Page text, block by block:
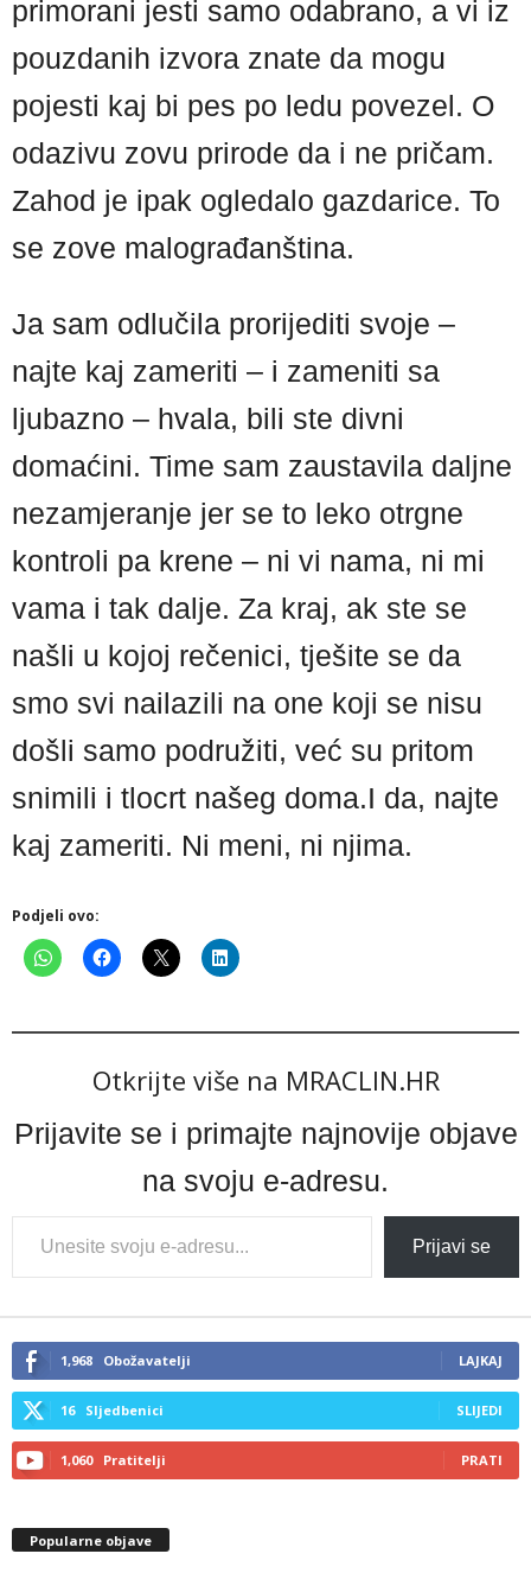
primorani jesti samo odabrano, a vi iz
pouzdanih izvora znate da mogu
pojesti kaj bi pes po ledu povezel. O
odazivu zovu prirode da i ne pričam.
Zahod je ipak ogledalo gazdarice. To
se zove malograđanština.
Ja sam odlučila prorijediti svoje –
najte kaj zameriti – i zameniti sa
ljubazno – hvala, bili ste divni
domaćini. Time sam zaustavila daljne
nezamjeranje jer se to leko otrgne
kontroli pa krene – ni vi nama, ni mi
vama i tak dalje. Za kraj, ak ste se
našli u kojoj rečenici, tješite se da
smo svi nailazili na one koji se nisu
došli samo podružiti, već su pritom
snimili i tlocrt našeg doma.I da, najte
kaj zameriti. Ni meni, ni njima.
Podjeli ovo:
Otkrijte više na MRACLIN.HR
Prijavite se i primajte najnovije objave
na svoju e-adresu.
Type
your
email…
Prijavi se
1,968 Obožavatelji LAJKAJ
16 Sljedbenici SLIJEDI
1,060 Pratitelji PRATI
Popularne objave